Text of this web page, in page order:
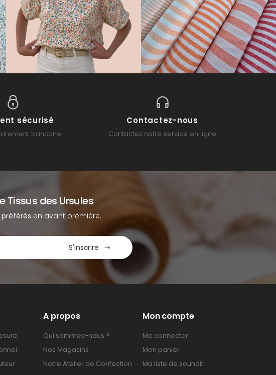
sécurisé
virement bancaire
Contactez-nous
Contactez notre service en ligne
des Ursules
en avant première.
S'inscrire
A propos
Qui sommes-nous ?
Nos Magasins
Notre Atelier de Confection
Mon compte
Me connecter
Mon panier
Ma liste de souhait